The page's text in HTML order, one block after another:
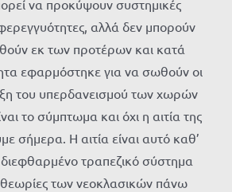
να προκύψουν συστημικές
αλλά δεν μπορούν
εκ των προτέρων και κατά
εφαρμόστηκε για να σωθούν οι
του υπερδανεισμού των χωρών
το σύμπτωμα και όχι η αιτία της
σήμερα. Η αιτία είναι αυτό καθ’
τραπεζικό σύστημα
θεωρίες των νεοκλασικών πάνω